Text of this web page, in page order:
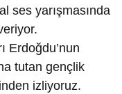
ses yarışmasında
Erdoğdu’nun
tutan gençlik
izliyoruz.